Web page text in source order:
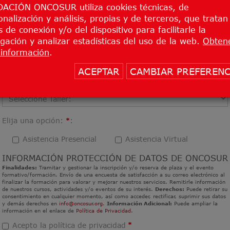
ONCOSUR utiliza cookies técnicas, de
y análisis, propias y de terceros, que tratan
de conexión y/o del dispositivo para facilitarle la
y analizar estadísticas del uso de la web.
.
ACEPTAR CAMBIAR
Hospital de Referencia*:
Teléfono *:
Elija una opción: * :
Asistencia Presencial Asistencia Virtual
INFORMACIÓN PROTECCIÓN DE DATOS DE ONCOSUR
Finalidades: Tramitar y gestionar la inscripción y/o reserva de plaza y el evento
formativo/formación. Envío de una encuesta de satisfacción a su correo electrónico al
finalizar la formación para valorar y mejorar nuestros servicios. Remitirle información
de nuestros cursos, actividades y/o eventos de su interés. Derechos: Puede retirar su
consentimiento en cualquier momento, así como acceder, rectificar, suprimir sus datos
y demás derechos en info@oncosur.org. Información Adicional: Puede ampliar la
información en el enlace de Política de Privacidad.
Acepto la política de privacidad *